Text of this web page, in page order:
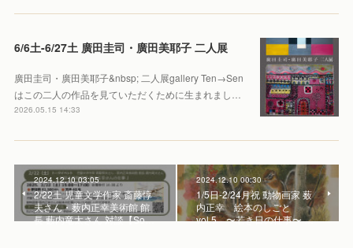
6/6土-6/27土 廣田圭司・廣田美耶子 二人展
廣田圭司・廣田美耶子&nbsp; 二人展gallery Ten→Sen
はこの二人の作品を見ていただくために生まれまし…
2026.05.15 14:33
2024.12.10 03:05
2/22土 児童文学作家 斎藤惇
夫さん・薮内正幸美術館 館
長 藪内竜太さん 対談【So…
2024.12.10 00:30
1/5日-2/24月祝 動物画家 薮
内正幸 絵本のしごと
vol.5 〜若き日の仕事〜 …